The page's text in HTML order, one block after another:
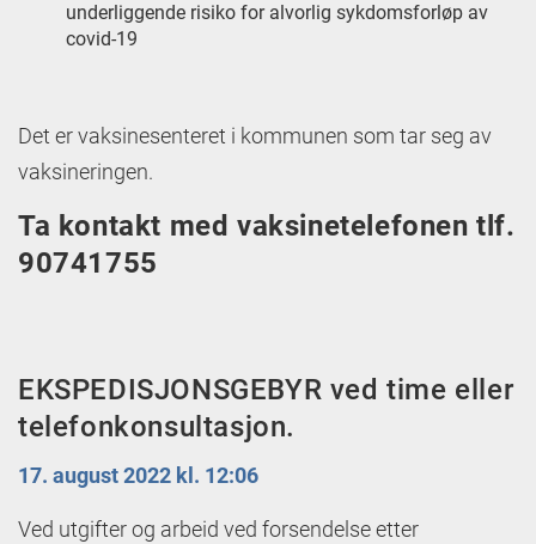
underliggende risiko for alvorlig sykdomsforløp av
covid-19
Det er vaksinesenteret i kommunen som tar seg av
vaksineringen.
Ta kontakt med vaksinetelefonen tlf.
90741755
EKSPEDISJONSGEBYR ved time eller
telefonkonsultasjon.
17. august 2022 kl. 12:06
Ved utgifter og arbeid ved forsendelse etter